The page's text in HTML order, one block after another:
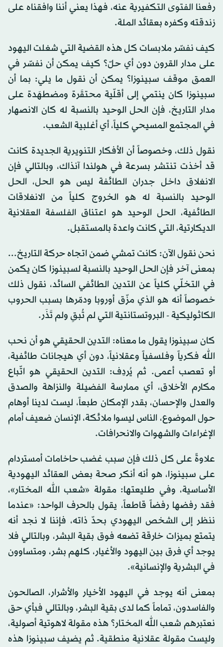
رفعنا الفتوى التكفيرية عنه، فهذا يعني أننا وافقناه على
زندقته وكفره بعقائد الملة.
كيف نفسّر ملابسات كل هذه القضية التي شغلت اليهود
على مدار القرون دون أي حلّ؟ كيف يمكن أن نفسّر في
العمق موقف سبينوزا؟ يمكن أن نقول ما يلي: بما أن
سبينوزا كان ينتمي إلى أقلّية محتقَرة ومضطهَدة على
مدار التاريخ، فإن الحل الوحيد بالنسبة له كان الانصهار
في المجتمع المسيحي كلياً، أي أغلبية الشعب.
نقول ذلك، وخصوصاً أن الأفكار التنويرية الجديدة كانت
قد أخذت تنتشر بسرعة في هولندا آنذاك، وبالتالي فإن
الانغلاق داخل جدران الطائفة ليس هو الحل، الحل
الوحيد بالنسبة له هو الخروج كلياً من الانغلاقات
الطائفية، الحل الوحيد هو اعتناق الفلسفة العقلانية
الديكارتية، التي كانت واعدة بالمستقبل.
نحن نقول الآن: كانت تمشي ضمن اتجاه حركة التاريخ...
بمعنى آخر فإن الحل الوحيد بالنسبة لسبينوزا كان يكمن
في التخلّي كلياً عن التدين الطائفي السائد، نقول ذلك
خصوصاً أنه هو الذي مزّق أوروبا ودمّرها بسبب الحروب
الكاثوليكية - البروتستانتية التي لم تُبقِ ولم تَذَر.
كان سبينوزا يقول ما معناه: التدين الحقيقي هو أن نحب
الله فكرياً وفلسفياً وعقلانياً، دون أي هيجانات طائفية،
أو تعصب أعمى. ثم يُردِف: التدين الحقيقي هو اتّباع
مكارم الأخلاق، أي ممارسة الفضيلة والنزاهة والصدق
والعدل والإحسان، بقدر الإمكان طبعاً، ليست لدينا أوهام
حول الموضوع، الناس ليسوا ملائكة، الإنسان ضعيف أمام
الإغراءات والشهوات والانحرافات.
علاوةً على كل ذلك فإن سبب غضب حاخامات أمستردام
على سبينوزا، هو أنه أنكر صحة بعض العقائد اليهودية
الأساسية، وفي طليعتها: مقولة «شعب الله المختار»،
فقد رفضها رفضاً قاطعاً، يقول بالحرف الواحد: «عندما
ننظر إلى الشخص اليهودي بحدّ ذاته، فإننا لا نجد أنه
يتمتع بميزات خارقة تضعه فوق بقية البشر، وبالتالي فلا
يوجد أي فرق بين اليهود والأغيار، كلهم بشر، ومتساوون
في البشرية والإنسانية».
بمعنى أنه يوجد في اليهود الأخيار والأشرار، الصالحون
والفاسدون، تماماً كما لدى بقية البشر، وبالتالي فبأي حق
نعتبرهم شعب الله المختار؟ هذه مقولة لاهوتية أصولية،
وليست مقولة عقلانية منطقية. ثم يضيف سبينوزا هذه